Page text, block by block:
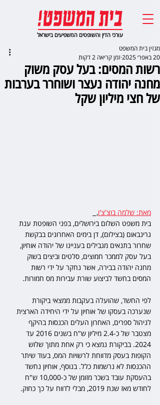
עורכי הדין והשופטים המשפיעים בישראל
רשות המסים: בעל עסק משוק
מחנה יהודה נעצר ושוחרר בערבות
של חצי מיליון שקל
מגזין בית המשפט
20 באפר׳ 2025
זמן קריאה 2 דקות
מאת: שלמה בוצ'צ'ו,
בית משפט השלום בירושלים, בפני השופטת ענת
גרינבאום (בצילום), דן בימים האחרונים בבקשת
שחרור בתנאים מגבילים בעניינו של יהודה אוחיון,
בעל עסק לממכר חמוצים, סלטים וביצים בשוק
מחנה יהודה בבירה, אשר נחקר על ידי רשות
המסים בחשד לביצוע שורת עבירות מס חמורות.
לפי החשד, שהועלה בעקבות ממצאי ביקורת
שנערכה בעסקו של אוחיון על ידי היחידה הארצית
לניהול ספרים, האחרון העלים הכנסות בהיקף
מצטבר של כ-2.4 מיליון ש"ח בשנים 2016 עד
2024. בביקורת נמצא כי רק אחת מתוך שלוש
הקופות בעסק מדווחת לרשויות המס, בעוד שיתר
ההכנסות לא נרשמות כלל. בנוסף, אוחיון נחשד
בהעסקת עובד בשכר מזומן של כ-10,000 ש"ח
לחודש מאז שנת 2019, מבלי לדווח על כך כחוק.